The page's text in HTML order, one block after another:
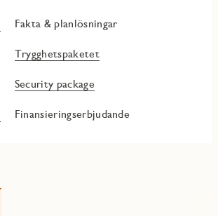
Fakta & planlösningar
Trygghetspaketet
Security package
Finansieringserbjudande